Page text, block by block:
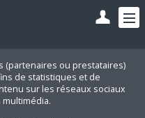
(partenaires ou prestataires)
de statistiques et de
sur les réseaux sociaux